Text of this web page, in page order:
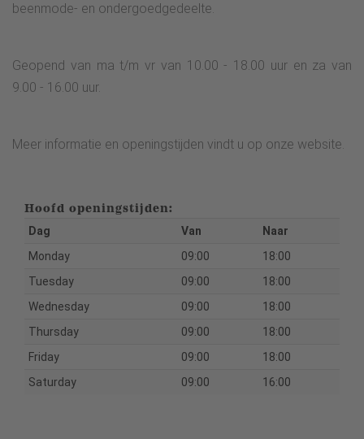
beenmode- en ondergoedgedeelte.
Geopend van ma t/m vr van 10.00 - 18.00 uur en za van
9.00 - 16.00 uur.
Meer informatie en openingstijden vindt u op onze website.
Hoofd openingstijden:
Dag Van
Naar
Monday
09:00
18:00
Tuesday
09:00
18:00
Wednesday
09:00
18:00
Thursday
09:00
18:00
Friday
09:00
18:00
Saturday
09:00 16:00